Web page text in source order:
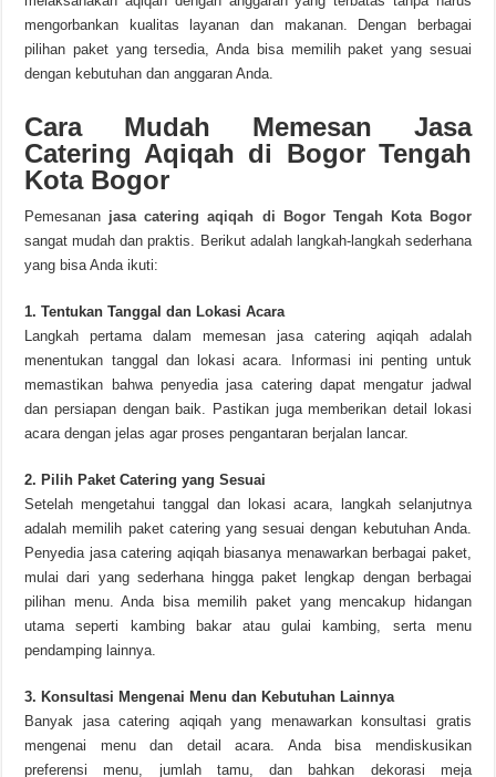
mengorbankan kualitas layanan dan makanan. Dengan berbagai
pilihan paket yang tersedia, Anda bisa memilih paket yang sesuai
dengan kebutuhan dan anggaran Anda.
Cara Mudah Memesan Jasa
Catering Aqiqah di Bogor Tengah
Kota Bogor
Pemesanan jasa catering aqiqah di Bogor Tengah Kota Bogor
sangat mudah dan praktis. Berikut adalah langkah-langkah sederhana
yang bisa Anda ikuti:
1. Tentukan Tanggal dan Lokasi Acara
Langkah pertama dalam memesan jasa catering aqiqah adalah
menentukan tanggal dan lokasi acara. Informasi ini penting untuk
memastikan bahwa penyedia jasa catering dapat mengatur jadwal
dan persiapan dengan baik. Pastikan juga memberikan detail lokasi
acara dengan jelas agar proses pengantaran berjalan lancar.
2. Pilih Paket Catering yang Sesuai
Setelah mengetahui tanggal dan lokasi acara, langkah selanjutnya
adalah memilih paket catering yang sesuai dengan kebutuhan Anda.
Penyedia jasa catering aqiqah biasanya menawarkan berbagai paket,
mulai dari yang sederhana hingga paket lengkap dengan berbagai
pilihan menu. Anda bisa memilih paket yang mencakup hidangan
utama seperti kambing bakar atau gulai kambing, serta menu
pendamping lainnya.
3. Konsultasi Mengenai Menu dan Kebutuhan Lainnya
Banyak jasa catering aqiqah yang menawarkan konsultasi gratis
mengenai menu dan detail acara. Anda bisa mendiskusikan
preferensi menu, jumlah tamu, dan bahkan dekorasi meja